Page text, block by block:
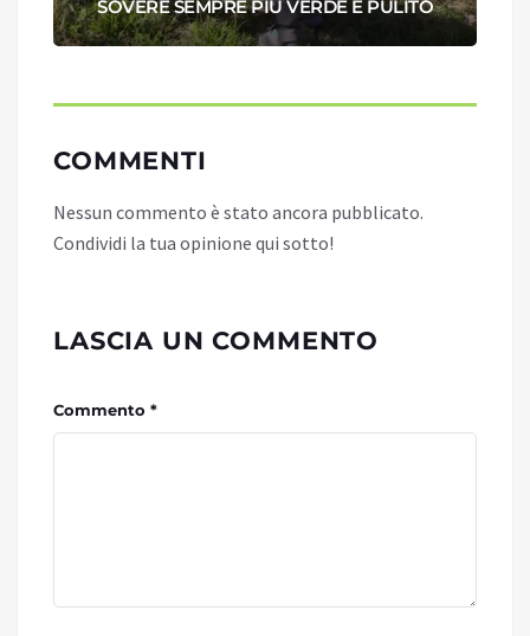
SOVERE SEMPRE PIÙ VERDE E PULITO
COMMENTI
Nessun commento è stato ancora pubblicato.
Condividi la tua opinione qui sotto!
LASCIA UN COMMENTO
Commento *